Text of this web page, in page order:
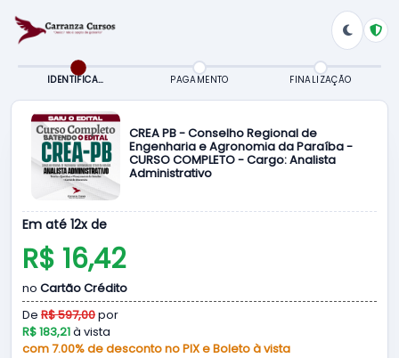
IDENTIFICAÇÃO PAGAMENTO FINALIZAÇÃO
CREA PB - Conselho Regional de
Engenharia e Agronomia da Paraíba -
CURSO COMPLETO - Cargo: Analista
Administrativo
Em até 12x de
R$ 16,42
no Cartão Crédito
De R$ 597,00por
R$ 183,21à vista
com 7.00% de desconto no PIX e Boleto à vista